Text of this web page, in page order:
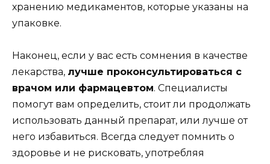
хранению медикаментов, которые указаны на
упаковке.
Наконец, если у вас есть сомнения в качестве
лекарства, лучше проконсультироваться с
врачом или фармацевтом. Специалисты
помогут вам определить, стоит ли продолжать
использовать данный препарат, или лучше от
него избавиться. Всегда следует помнить о
здоровье и не рисковать, употребляя